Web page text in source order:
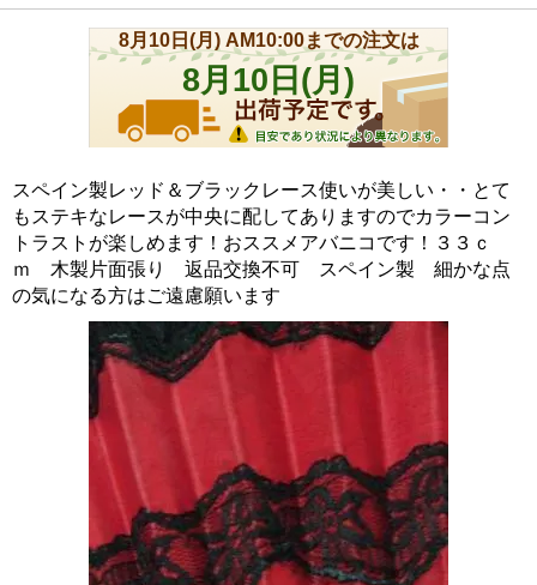
スペイン製レッド＆ブラックレース使いが美しい・・とて
もステキなレースが中央に配してありますのでカラーコン
トラストが楽しめます！おススメアバニコです！３３ｃ
ｍ 木製片面張り 返品交換不可 スペイン製 細かな点
の気になる方はご遠慮願います